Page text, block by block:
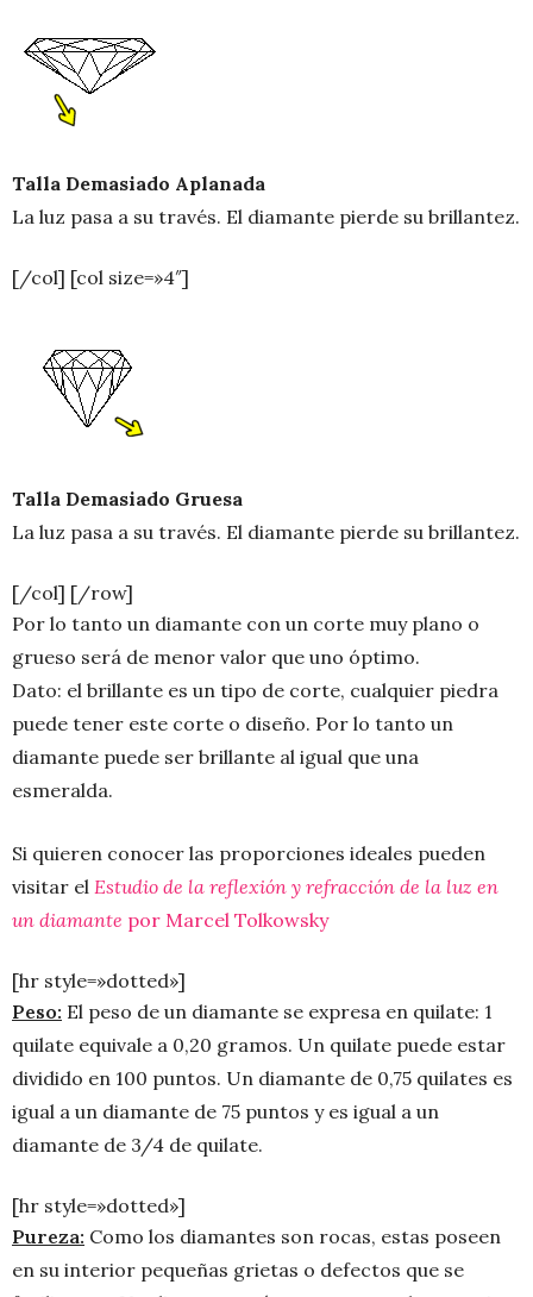
Talla Demasiado Aplanada
La luz pasa a su través. El diamante pierde su brillantez.
[/col] [col size=»4″]
Talla Demasiado Gruesa
La luz pasa a su través. El diamante pierde su brillantez.
[/col] [/row]
Por lo tanto un diamante con un corte muy plano o
grueso será de menor valor que uno óptimo.
Dato: el brillante es un tipo de corte, cualquier piedra
puede tener este corte o diseño. Por lo tanto un
diamante puede ser brillante al igual que una
esmeralda.
Si quieren conocer las proporciones ideales pueden
visitar el Estudio de la reflexión y refracción de la luz en
un diamante por Marcel Tolkowsky
[hr style=»dotted»]
Peso: El peso de un diamante se expresa en quilate: 1
quilate equivale a 0,20 gramos. Un quilate puede estar
dividido en 100 puntos. Un diamante de 0,75 quilates es
igual a un diamante de 75 puntos y es igual a un
diamante de 3/4 de quilate.
[hr style=»dotted»]
Pureza: Como los diamantes son rocas, estas poseen
en su interior pequeñas grietas o defectos que se